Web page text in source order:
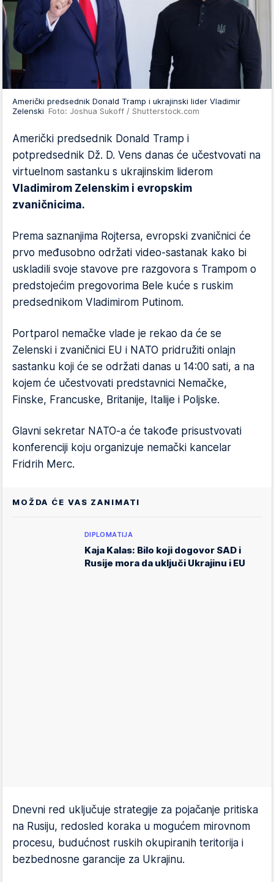
Američki predsednik Donald Tramp i ukrajinski lider Vladimir
Zelenski Foto: Joshua Sukoff / Shutterstock.com
Američki predsednik Donald Tramp i
potpredsednik Dž. D. Vens danas će učestvovati na
virtuelnom sastanku s ukrajinskim liderom
Vladimirom Zelenskim i evropskim
zvaničnicima.
Prema saznanjima Rojtersa, evropski zvaničnici će
prvo međusobno održati video-sastanak kako bi
uskladili svoje stavove pre razgovora s Trampom o
predstojećim pregovorima Bele kuće s ruskim
predsednikom Vladimirom Putinom.
Portparol nemačke vlade je rekao da će se
Zelenski i zvaničnici EU i NATO pridružiti onlajn
sastanku koji će se održati danas u 14:00 sati, a na
kojem će učestvovati predstavnici Nemačke,
Finske, Francuske, Britanije, Italije i Poljske.
Glavni sekretar NATO-a će takođe prisustvovati
konferenciji koju organizuje nemački kancelar
Fridrih Merc.
MOŽDA ĆE VAS ZANIMATI
DIPLOMATIJA
Kaja Kalas: Bilo koji dogovor SAD i
Rusije mora da uključi Ukrajinu i EU
Dnevni red uključuje strategije za pojačanje pritiska
na Rusiju, redosled koraka u mogućem mirovnom
procesu, budućnost ruskih okupiranih teritorija i
bezbednosne garancije za Ukrajinu.